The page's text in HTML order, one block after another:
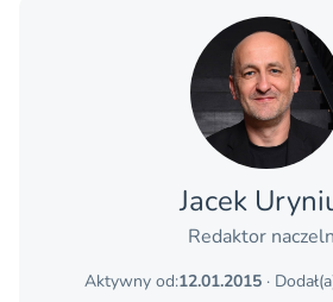
Jacek
Redaktor
Aktywny od:12.01.2015·